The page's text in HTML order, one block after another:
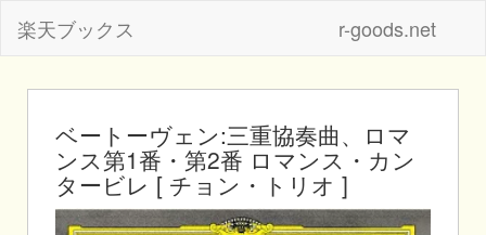
楽天ブックス r-goods.net
ベートーヴェン:三重協奏曲、ロマ
ンス第1番・第2番 ロマンス・カン
タービレ [ チョン・トリオ ]